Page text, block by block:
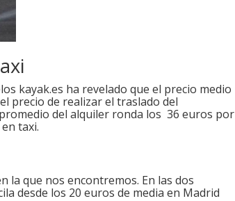
kayak.es ha revelado que el precio medio
precio de realizar el traslado del
del alquiler ronda los 36 euros por
taxi.
la que nos encontremos. En las dos
desde los 20 euros de media en Madrid